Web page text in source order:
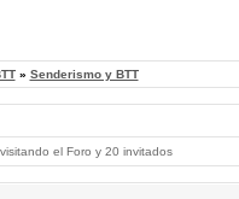
» Senderismo y BTT
el Foro y 20 invitados